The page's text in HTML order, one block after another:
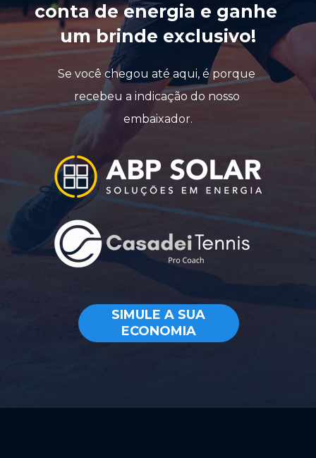
conta de energia e ganhe
um brinde exclusivo!
Se você chegou até aqui, é porque
recebeu a indicação do nosso
embaixador.
SIMULE A SUA
ECONOMIA